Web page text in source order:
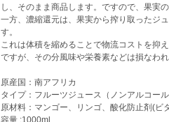
し、そのまま商品します。ですので、果実
一方、濃縮還元は、果実から搾り取ったジ
す。
これは体積を縮めることで物流コストを抑
ですが、その分風味や栄養素などは損なわれ
原産国：南アフリカ
タイプ：フルーツジュース（ノンアルコール
原材料：マンゴー、リンゴ、酸化防止剤(ビ
容量 :1000ml